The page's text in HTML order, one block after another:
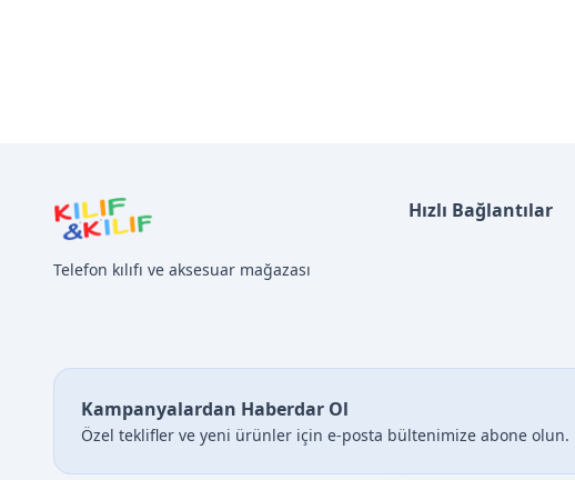
Telefon kılıfı ve aksesuar mağazası
Hızlı Bağlantılar
Kampanyalardan Haberdar Ol
Özel teklifler ve yeni ürünler için e-posta bültenimize abone olun.